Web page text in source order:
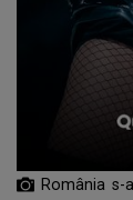
România s-